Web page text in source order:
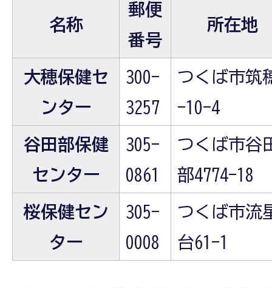
名称
郵便
番号
所在地
大穂保健セ
ンター
300-
3257
つくば市筑
-10-4
谷田部保健
センター
305-
0861
つくば市谷
部4774-18
桜保健セン
ター
305-
0008
つくば市流
台61-1